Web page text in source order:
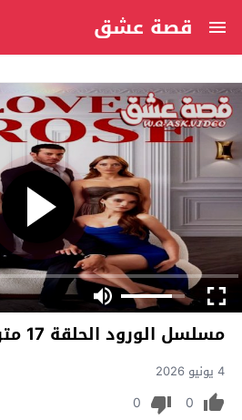
قصة عشق
مسلسل الورود الحلقة 17 مترجم
4 يونيو 2026
0
0